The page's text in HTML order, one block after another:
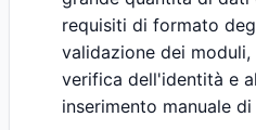
requisiti di formato
validazione dei
verifica dell'identità e
inserimento manuale